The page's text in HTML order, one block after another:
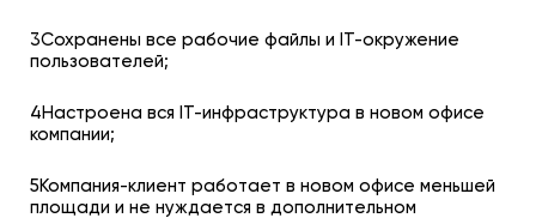
3Сохранены все рабочие файлы и IT-окружение
пользователей;
4Настроена вся IT-инфраструктура в новом офисе
компании;
5Компания-клиент работает в новом офисе меньшей
площади и не нуждается в дополнительном